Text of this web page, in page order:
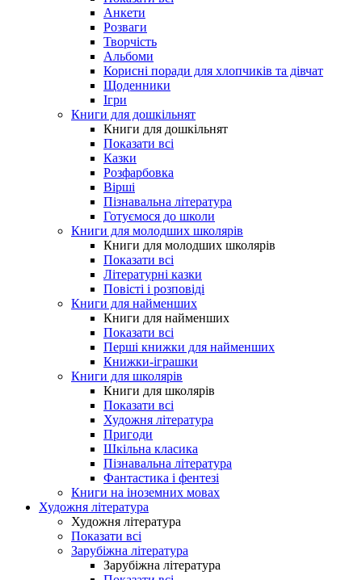
Анкети
Розваги
Творчість
Альбоми
Корисні поради для хлопчиків та дівчат
Щоденники
Ігри
Книги для дошкільнят
Книги для дошкільнят
Показати всі
Казки
Розфарбовка
Вірші
Пізнавальна література
Готуємося до школи
Книги для молодших школярів
Книги для молодших школярів
Показати всі
Літературні казки
Повісті і розповіді
Книги для найменших
Книги для найменших
Показати всі
Перші книжки для найменших
Книжки-іграшки
Книги для школярів
Книги для школярів
Показати всі
Художня література
Пригоди
Шкільна класика
Пізнавальна література
Фантастика і фентезі
Книги на іноземних мовах
Художня література
Художня література
Показати всі
Зарубіжна література
Зарубіжна література